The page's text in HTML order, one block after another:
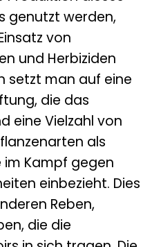
genutzt werden,
von
und Herbiziden
setzt man auf eine
die das
eine Vielzahl von
als
Kampf gegen
einbezieht. Dies
Reben,
die die